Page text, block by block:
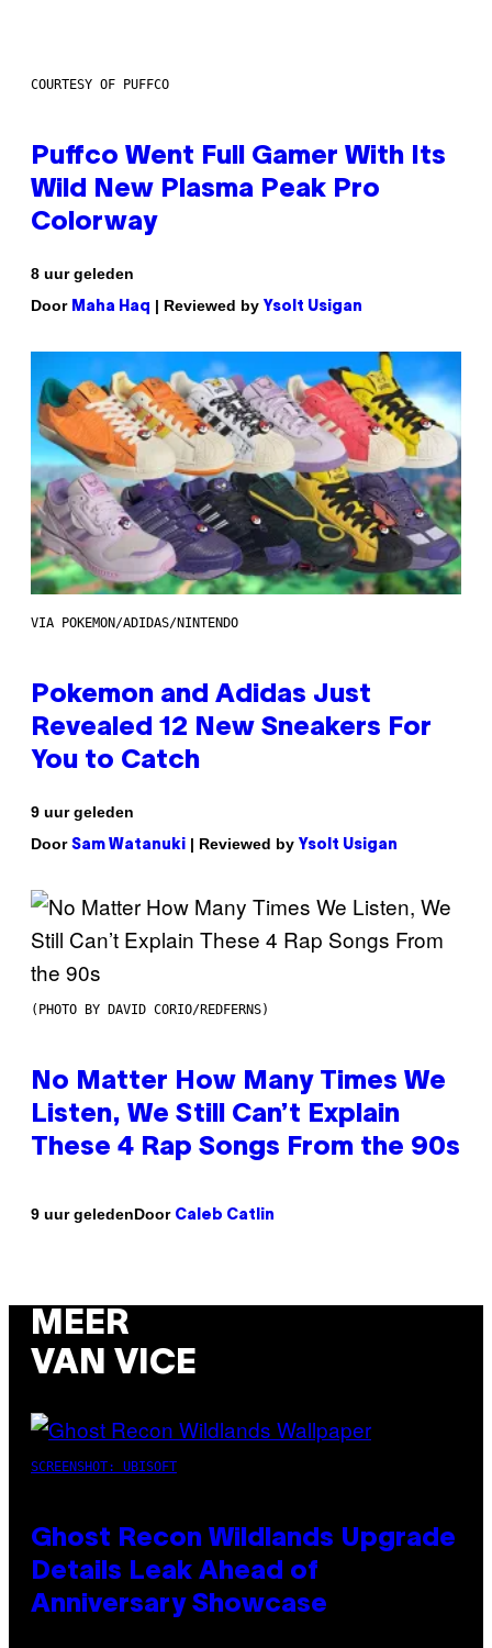
COURTESY OF PUFFCO
Puffco Went Full Gamer With Its
Wild New Plasma Peak Pro
Colorway
8 uur geleden
Door Maha Haq | Reviewed by Ysolt Usigan
VIA POKEMON/ADIDAS/NINTENDO
Pokemon and Adidas Just
Revealed 12 New Sneakers For
You to Catch
9 uur geleden
Door Sam Watanuki | Reviewed by Ysolt Usigan
(PHOTO BY DAVID CORIO/REDFERNS)
No Matter How Many Times We
Listen, We Still Can’t Explain
These 4 Rap Songs From the 90s
9 uur geledenDoor Caleb Catlin
MEER
VAN VICE
SCREENSHOT: UBISOFT
Ghost Recon Wildlands Upgrade
Details Leak Ahead of
Anniversary Showcase